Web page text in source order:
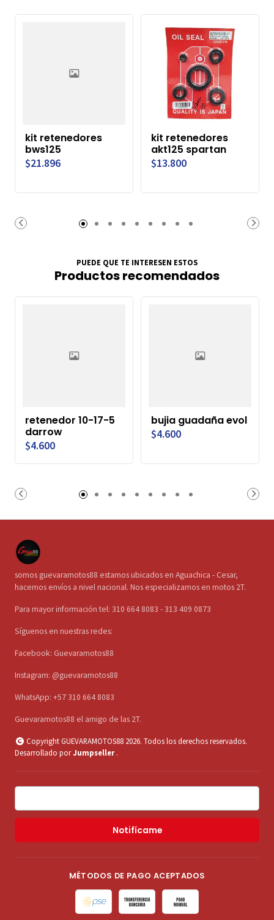
kit retenedores
bws125
$21.896
kit retenedores
akt125 spartan
$13.800
PUEDE QUE TE INTERESEN ESTOS
Productos recomendados
retenedor 10-17-5
darrow
$4.600
bujia guadaña evol
$4.600
somos guevaramotos88 estamos ubicados en Aguachica - Cesar,
hacemos envíos a nivel nacional. Nos especializamos en motos 2T.
Para mayor información tel: 310 664 8083 - 313 409 0873
Síguenos en nuestras redes:
Facebook: Guevaramotos88
Instagram: @guevaramotos88
WhatsApp: +57 310 664 8083
Guevaramotos88 el amigo de las 2T.
Copyright GUEVARAMOTOS88 2026. Todos los derechos reservados.
Desarrollado porJumpseller .
Notifícame
MÉTODOS DE PAGO ACEPTADOS